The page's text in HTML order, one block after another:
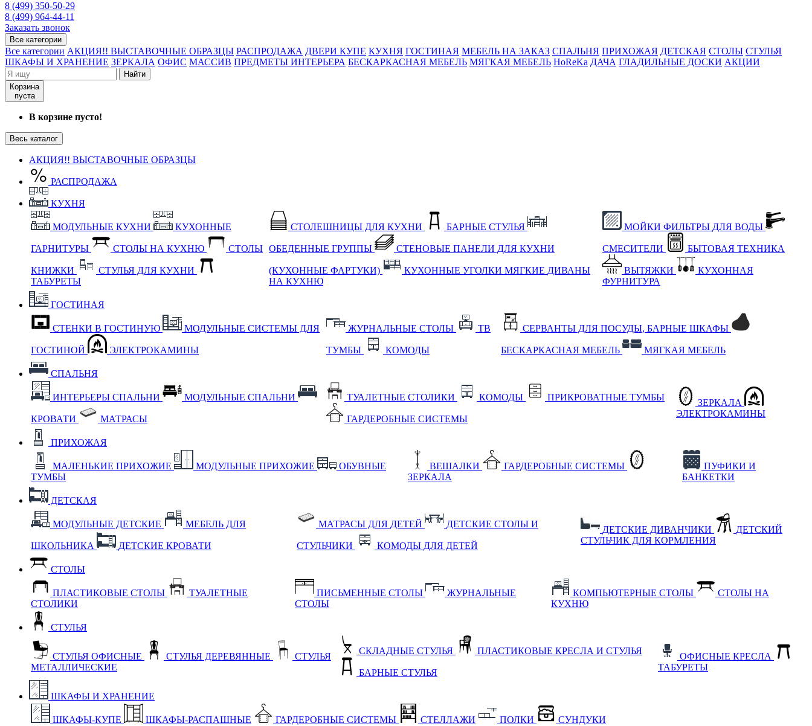
8 (499) 350-50-29
8 (499) 964-44-11
Заказать звонок
Все категории
Все категории АКЦИЯ!! ВЫСТАВОЧНЫЕ ОБРАЗЦЫ РАСПРОДАЖА ДВЕРИ КУПЕ КУХНЯ ГОСТИНАЯ МЕБЕЛЬ НА ЗАКАЗ СПАЛЬНЯ ПРИХОЖАЯ ДЕТСКАЯ СТОЛЫ СТУЛЬЯ
ШКАФЫ И ХРАНЕНИЕ ЗЕРКАЛА ОФИС МАССИВ ПРЕДМЕТЫ ИНТЕРЬЕРА БЕСКАРКАСНАЯ МЕБЕЛЬ МЯГКАЯ МЕБЕЛЬ HoReKa ДАЧА ГЛАДИЛЬНЫЕ ДОСКИ АКЦИИ
Найти
Корзина
пуста
В корзине пусто!
Весь каталог
АКЦИЯ!! ВЫСТАВОЧНЫЕ ОБРАЗЦЫ
РАСПРОДАЖА
КУХНЯ
МОДУЛЬНЫЕ КУХНИ КУХОННЫЕ
ГАРНИТУРЫ СТОЛЫ НА КУХНЮ СТОЛЫ
КНИЖКИ
СТУЛЬЯ ДЛЯ КУХНИ
ТАБУРЕТЫ
СТОЛЕШНИЦЫ ДЛЯ КУХНИ БАРНЫЕ СТУЛЬЯ
ОБЕДЕННЫЕ ГРУППЫ СТЕНОВЫЕ ПАНЕЛИ ДЛЯ КУХНИ
(КУХОННЫЕ ФАРТУКИ) КУХОННЫЕ УГОЛКИ МЯГКИЕ ДИВАНЫ
НА КУХНЮ
МОЙКИ ФИЛЬТРЫ ДЛЯ ВОДЫ
СМЕСИТЕЛИ БЫТОВАЯ ТЕХНИКА
ВЫТЯЖКИ
КУХОННАЯ
ФУРНИТУРА
ГОСТИНАЯ
СТЕНКИ В ГОСТИНУЮ МОДУЛЬНЫЕ СИСТЕМЫ ДЛЯ
ГОСТИНОЙ ЭЛЕКТРОКАМИНЫ
ЖУРНАЛЬНЫЕ СТОЛЫ ТВ
ТУМБЫ КОМОДЫ
СЕРВАНТЫ ДЛЯ ПОСУДЫ, БАРНЫЕ ШКАФЫ
БЕСКАРКАСНАЯ МЕБЕЛЬ МЯГКАЯ МЕБЕЛЬ
СПАЛЬНЯ
ИНТЕРЬЕРЫ СПАЛЬНИ МОДУЛЬНЫЕ СПАЛЬНИ
КРОВАТИ МАТРАСЫ
ТУАЛЕТНЫЕ СТОЛИКИ КОМОДЫ ПРИКРОВАТНЫЕ ТУМБЫ
ГАРДЕРОБНЫЕ СИСТЕМЫ
ЗЕРКАЛА
ЭЛЕКТРОКАМИНЫ
ПРИХОЖАЯ
МАЛЕНЬКИЕ ПРИХОЖИЕ МОДУЛЬНЫЕ ПРИХОЖИЕ
ОБУВНЫЕ
ТУМБЫ
ВЕШАЛКИ
ГАРДЕРОБНЫЕ СИСТЕМЫ
ЗЕРКАЛА
ПУФИКИ И
БАНКЕТКИ
ДЕТСКАЯ
МОДУЛЬНЫЕ ДЕТСКИЕ МЕБЕЛЬ ДЛЯ
ШКОЛЬНИКА ДЕТСКИЕ КРОВАТИ
МАТРАСЫ ДЛЯ ДЕТЕЙ ДЕТСКИЕ СТОЛЫ И
СТУЛЬЧИКИ КОМОДЫ ДЛЯ ДЕТЕЙ
ДЕТСКИЕ ДИВАНЧИКИ
ДЕТСКИЙ
СТУЛЬЧИК ДЛЯ КОРМЛЕНИЯ
СТОЛЫ
ПЛАСТИКОВЫЕ СТОЛЫ
ТУАЛЕТНЫЕ
СТОЛИКИ
ПИСЬМЕННЫЕ СТОЛЫ
ЖУРНАЛЬНЫЕ
СТОЛЫ
КОМПЬЮТЕРНЫЕ СТОЛЫ
СТОЛЫ НА
КУХНЮ
СТУЛЬЯ
СТУЛЬЯ ОФИСНЫЕ СТУЛЬЯ ДЕРЕВЯННЫЕ
СТУЛЬЯ
МЕТАЛЛИЧЕСКИЕ
СКЛАДНЫЕ СТУЛЬЯ ПЛАСТИКОВЫЕ КРЕСЛА И СТУЛЬЯ
БАРНЫЕ СТУЛЬЯ
ОФИСНЫЕ КРЕСЛА
ТАБУРЕТЫ
ШКАФЫ И ХРАНЕНИЕ
ШКАФЫ-КУПЕ ШКАФЫ-РАСПАШНЫЕ ГАРДЕРОБНЫЕ СИСТЕМЫ СТЕЛЛАЖИ ПОЛКИ СУНДУКИ